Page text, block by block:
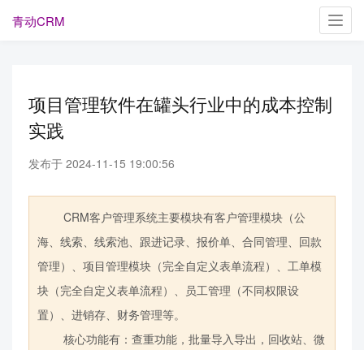
青动CRM
项目管理软件在罐头行业中的成本控制
实践
发布于 2024-11-15 19:00:56
CRM客户管理系统主要模块有客户管理模块（公
海、线索、线索池、跟进记录、报价单、合同管理、回款
管理）、项目管理模块（完全自定义表单流程）、工单模
块（完全自定义表单流程）、员工管理（不同权限设
置）、进销存、财务管理等。
核心功能有：查重功能，批量导入导出，回收站、微